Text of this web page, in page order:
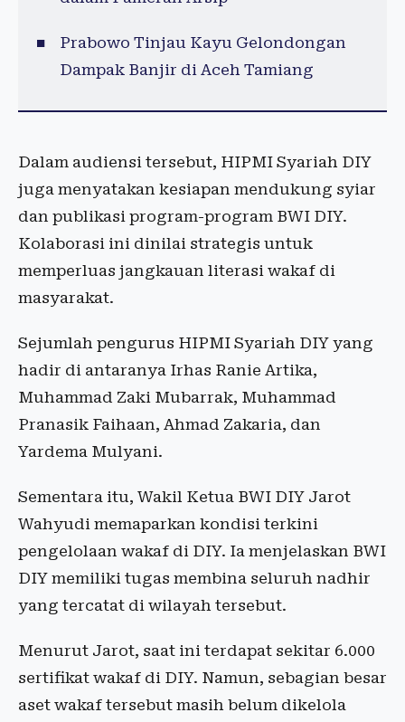
Prabowo Tinjau Kayu Gelondongan
Dampak Banjir di Aceh Tamiang
Dalam audiensi tersebut, HIPMI Syariah DIY
juga menyatakan kesiapan mendukung syiar
dan publikasi program-program BWI DIY.
Kolaborasi ini dinilai strategis untuk
memperluas jangkauan literasi wakaf di
masyarakat.
Sejumlah pengurus HIPMI Syariah DIY yang
hadir di antaranya Irhas Ranie Artika,
Muhammad Zaki Mubarrak, Muhammad
Pranasik Faihaan, Ahmad Zakaria, dan
Yardema Mulyani.
Sementara itu, Wakil Ketua BWI DIY Jarot
Wahyudi memaparkan kondisi terkini
pengelolaan wakaf di DIY. Ia menjelaskan BWI
DIY memiliki tugas membina seluruh nadhir
yang tercatat di wilayah tersebut.
Menurut Jarot, saat ini terdapat sekitar 6.000
sertifikat wakaf di DIY. Namun, sebagian besar
aset wakaf tersebut masih belum dikelola